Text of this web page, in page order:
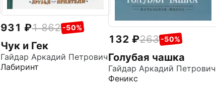
931 1 862 -50%
Чук и Гек
Гайдар Аркадий Петрович
Лабиринт
132 263 -50%
Голубая чашка
Гайдар Аркадий Петрович
Феникс